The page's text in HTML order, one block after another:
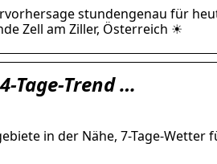
stundengenau für
Zell am Ziller, Österreich ☀
Tage-Trend …
in der Nähe, 7-Tage-Wetter